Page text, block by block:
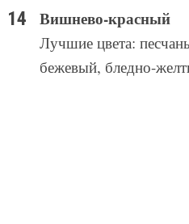
Вишнево-красный
Лучшие цвета:
бежевый, бледно-